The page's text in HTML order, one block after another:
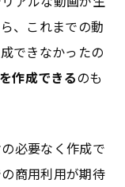
、これまでの動
できなかったの
作成できるのも
必要なく作成で
商用利用が期待